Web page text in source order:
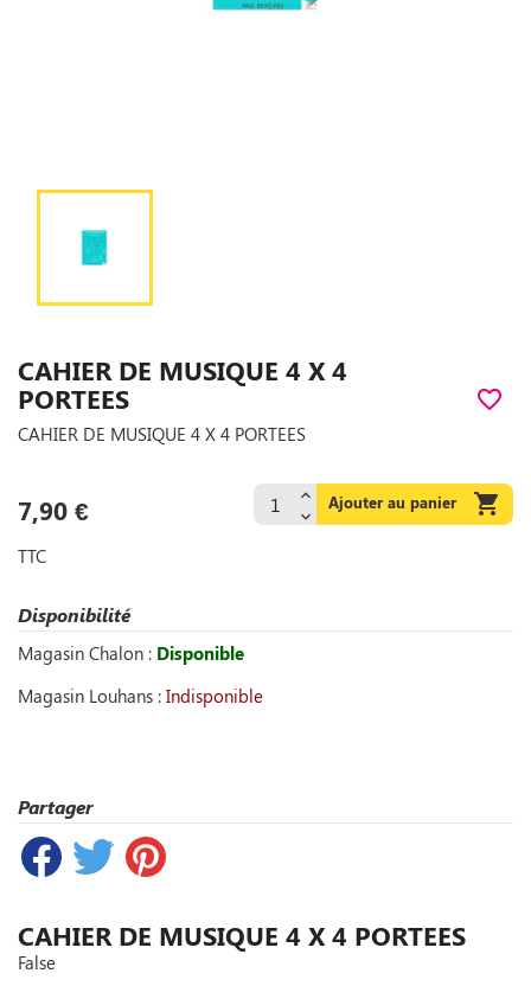
CAHIER DE MUSIQUE 4 X 4
PORTEES
favorite_border
CAHIER DE MUSIQUE 4 X 4 PORTEES
7,90 € Ajouter au panier 
TTC
Disponibilité
Magasin Chalon : Disponible
Magasin Louhans : Indisponible
Partager
CAHIER DE MUSIQUE 4 X 4 PORTEES
False